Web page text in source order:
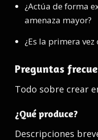
¿Actúa de forma
amenaza mayor?
¿Es la primera
Preguntas
Todo sobre crear
¿Qué produce?
Descripciones